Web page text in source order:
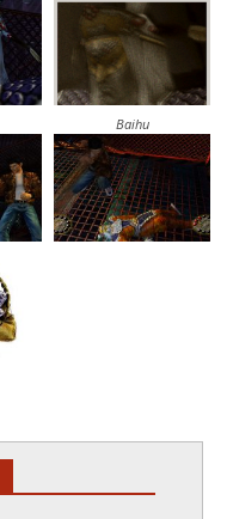
Baihu